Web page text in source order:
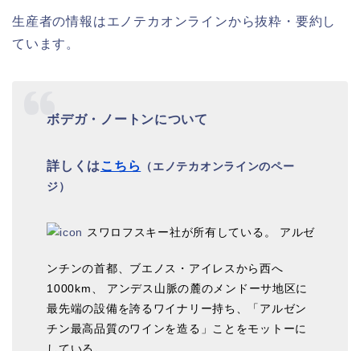
生産者の情報はエノテカオンラインから抜粋・要約し
ています。
ボデガ・ノートンについて
詳しくは こちら
（エノテカオンラインのペー
ジ）
スワロフスキー社が所有している。 アルゼ
ンチンの首都、ブエノス・アイレスから西へ
1000km、 アンデス山脈の麓のメンドーサ地区に
最先端の設備を誇るワイナリー持ち、「アルゼン
チン最高品質のワインを造る」ことをモットーに
している。